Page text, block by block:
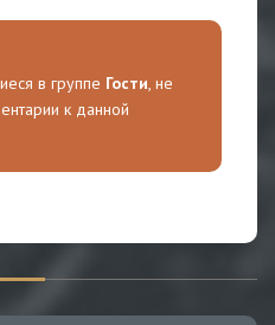
в группе Гости, не
к данной